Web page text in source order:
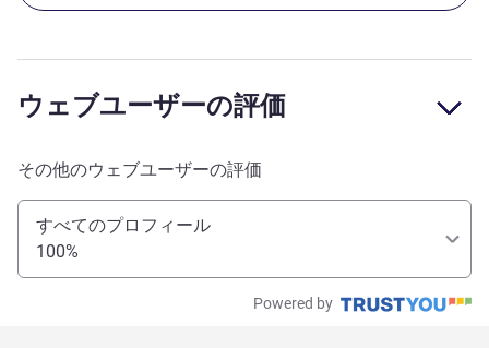
ウェブユーザーの評価
その他のウェブユーザーの評価
すべてのプロフィール
100%
Powered by